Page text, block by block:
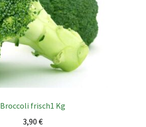
Broccoli frisch1 Kg
3,90 €